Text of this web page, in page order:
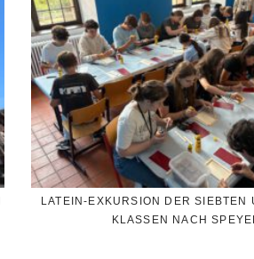
LATEIN-EXKURSION DER SIEBTEN
KLASSEN NACH